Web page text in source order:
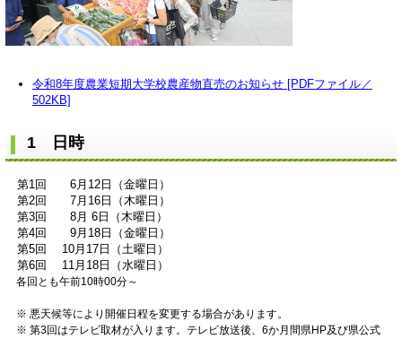
令和8年度農業短期大学校農産物直売のお知らせ [PDFファイル／
502KB]
1 日時
第1回 6月12日（金曜日）
第2回 7月16日（木曜日）
第3回 8月 6日（木曜日）
第4回 9月18日（金曜日）
第5回 10月17日（土曜日）
第6回 11月18日（水曜日）
各回とも午前10時00分～
※ 悪天候等により開催日程を変更する場合があります。
※ 第3回はテレビ取材が入ります。テレビ放送後、6か月間県HP及び県公式